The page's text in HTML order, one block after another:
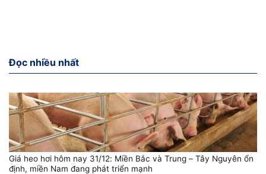
Đọc nhiều nhất
Giá heo hơi hôm nay 31/12: Miền Bắc và Trung – Tây Nguyên ổn
định, miền Nam đang phát triển mạnh